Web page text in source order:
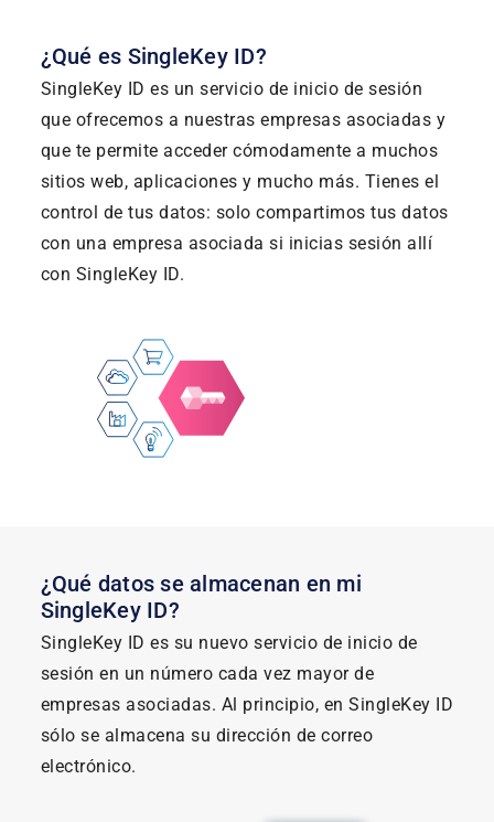
¿Qué es SingleKey ID?
SingleKey ID es un servicio de inicio de sesión
que ofrecemos a nuestras empresas asociadas y
que te permite acceder cómodamente a muchos
sitios web, aplicaciones y mucho más. Tienes el
control de tus datos: solo compartimos tus datos
con una empresa asociada si inicias sesión allí
con SingleKey ID.
¿Qué datos se almacenan en mi
SingleKey ID?
SingleKey ID es su nuevo servicio de inicio de
sesión en un número cada vez mayor de
empresas asociadas. Al principio, en SingleKey ID
sólo se almacena su dirección de correo
electrónico.